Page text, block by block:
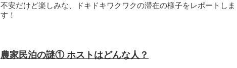
不安だけど楽しみな、ドキドキワクワクの滞在の様子をレポートしま
す！
農家民泊の謎① ホストはどんな人？